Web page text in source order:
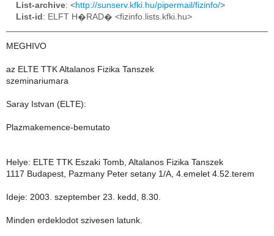
List-archive: <http://sunserv.kfki.hu/pipermail/fizinfo/>
List-id : ELFT H�RAD� <fizinfo.lists.kfki.hu>
MEGHIVO
az ELTE TTK Altalanos Fizika Tanszek
szeminariumara
Saray Istvan (ELTE):
Plazmakemence-bemutato
Helye: ELTE TTK Eszaki Tomb, Altalanos Fizika Tanszek
1117 Budapest, Pazmany Peter setany 1/A, 4.emelet 4.52.terem
Ideje: 2003. szeptember 23. kedd, 8.30.
Minden erdeklodot szivesen latunk.